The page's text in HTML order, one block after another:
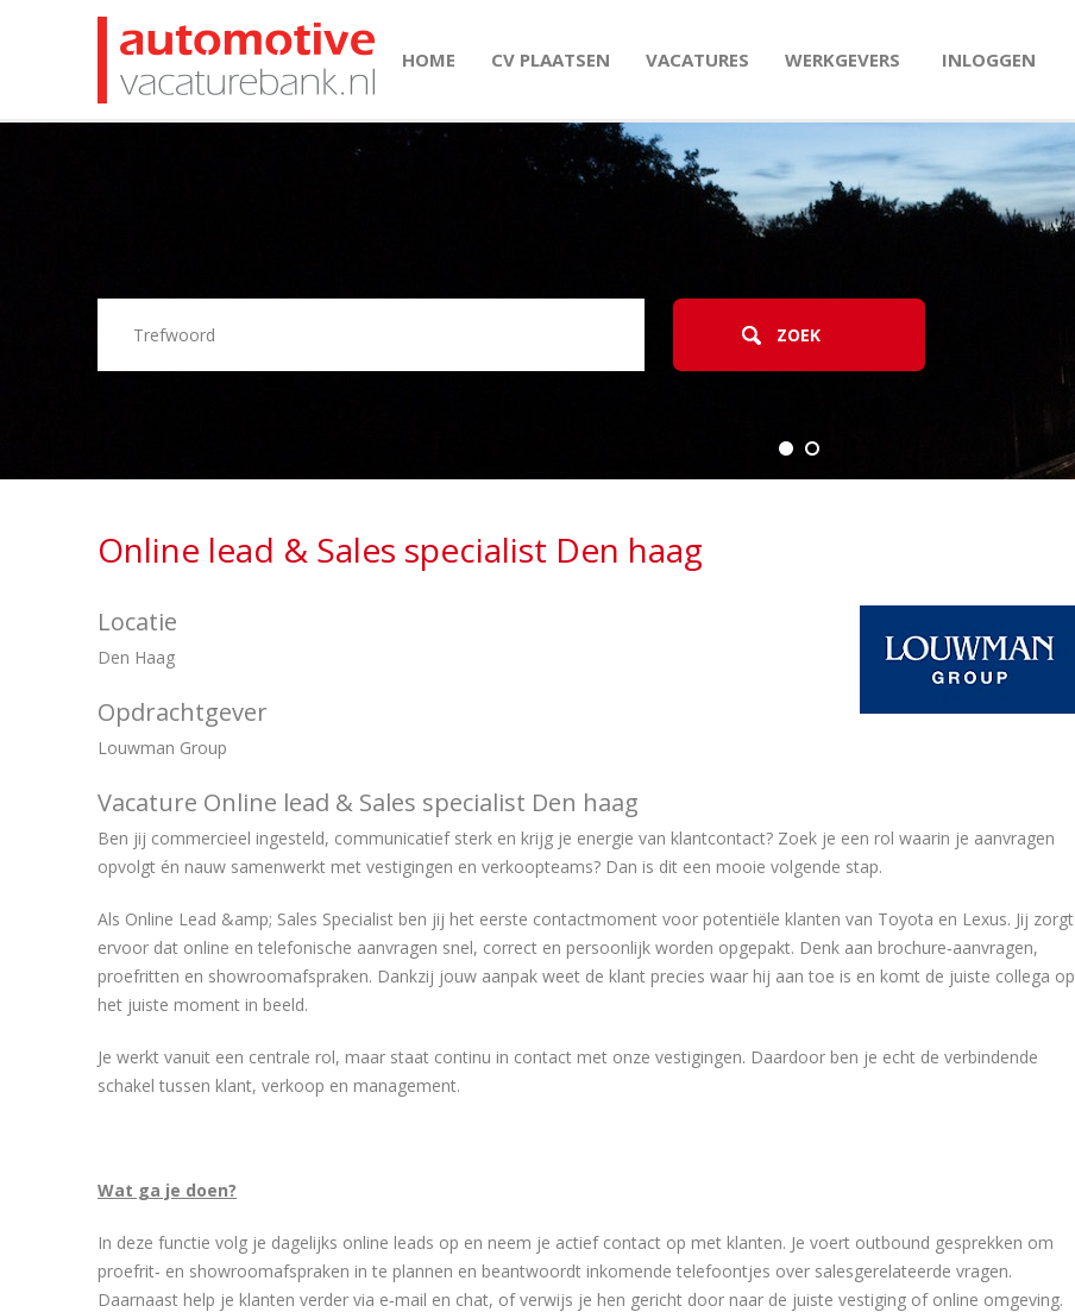
HOME CV PLAATSEN VACATURES WERKGEVERS INLOGGEN
Online lead & Sales specialist Den haag
Locatie
Den Haag
Opdrachtgever
Louwman Group
Vacature Online lead & Sales specialist Den haag
Ben jij commercieel ingesteld, communicatief sterk en krijg je energie van klantcontact? Zoek je een rol waarin je aanvragen
opvolgt én nauw samenwerkt met vestigingen en verkoopteams? Dan is dit een mooie volgende stap.
Als Online Lead &amp; Sales Specialist ben jij het eerste contactmoment voor potentiële klanten van Toyota en Lexus. Jij zorgt
ervoor dat online en telefonische aanvragen snel, correct en persoonlijk worden opgepakt. Denk aan brochure‑aanvragen,
proefritten en showroomafspraken. Dankzij jouw aanpak weet de klant precies waar hij aan toe is en komt de juiste collega op
het juiste moment in beeld.
Je werkt vanuit een centrale rol, maar staat continu in contact met onze vestigingen. Daardoor ben je echt de verbindende
schakel tussen klant, verkoop en management.
Wat ga je doen?
In deze functie volg je dagelijks online leads op en neem je actief contact op met klanten. Je voert outbound gesprekken om
proefrit‑ en showroomafspraken in te plannen en beantwoordt inkomende telefoontjes over salesgerelateerde vragen.
Daarnaast help je klanten verder via e‑mail en chat, of verwijs je hen gericht door naar de juiste vestiging of online omgeving.